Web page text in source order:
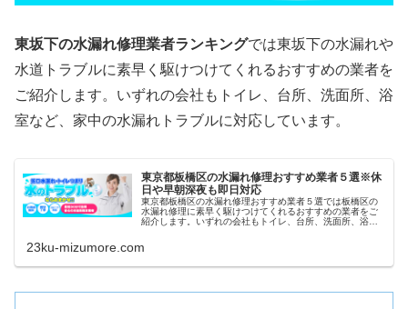
東坂下の水漏れ修理業者ランキングでは東坂下の水漏れや
水道トラブルに素早く駆けつけてくれるおすすめの業者を
ご紹介します。いずれの会社もトイレ、台所、洗面所、浴
室など、家中の水漏れトラブルに対応しています。
東京都板橋区の水漏れ修理おすすめ業者５選※休
日や早朝深夜も即日対応
東京都板橋区の水漏れ修理おすすめ業者５選では板橋区の
水漏れ修理に素早く駆けつけてくれるおすすめの業者をご
紹介します。いずれの会社もトイレ、台所、洗面所、浴室
23ku-mizumore.com